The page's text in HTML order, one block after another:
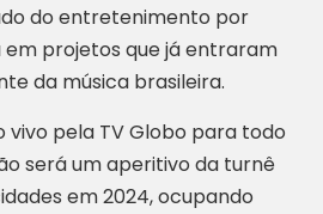
do entretenimento por
projetos que já entraram
da música brasileira.
vivo pela TV Globo para todo
será um aperitivo da turnê
em 2024, ocupando